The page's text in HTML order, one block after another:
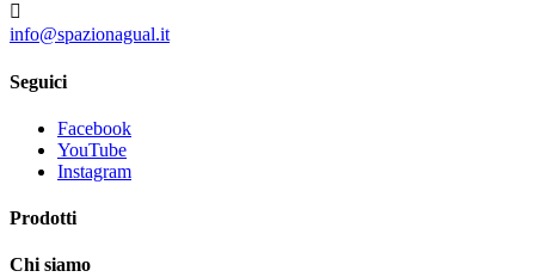

info@spazionagual.it
Seguici
Facebook
YouTube
Instagram
Prodotti
Chi siamo